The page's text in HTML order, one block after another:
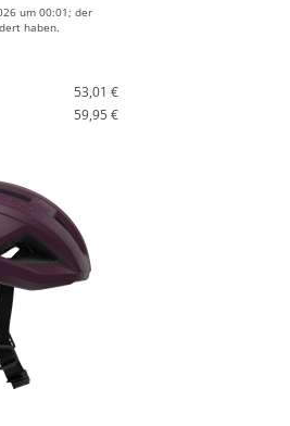
um 00:01; der
haben.
53,01 €
59,95 €